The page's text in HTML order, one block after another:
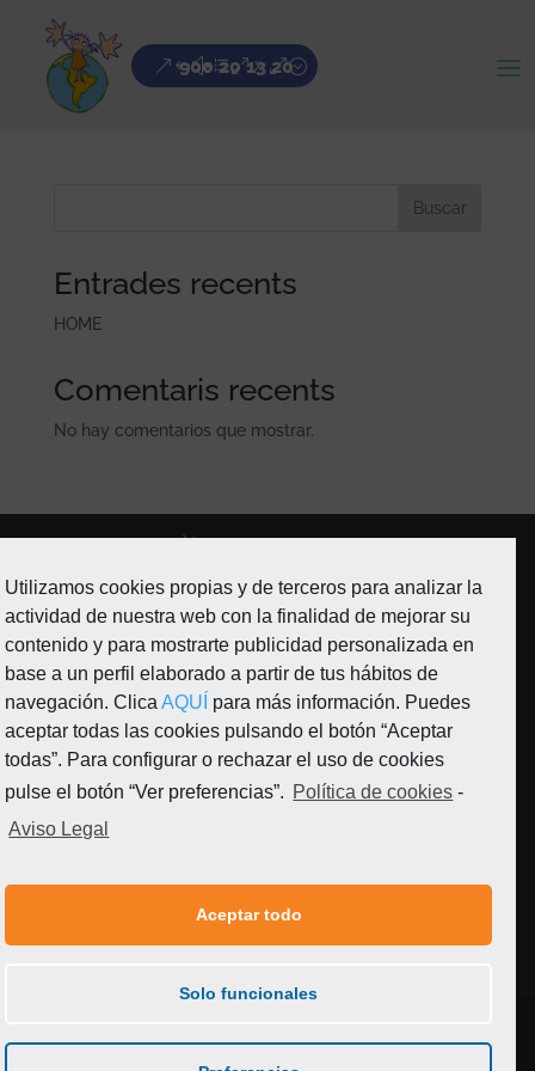
900 20 13 20
HOME
por global
Buscar
Entrades recents
HOME
Comentaris recents
No hay comentarios que mostrar.
Teléfono de atención gratuíto 900 20 13 20
MADRID · C. Infante, 4, bajos – 28014
BARCELONA · Aribau 175, Bajos – CP:08036
www.globalhumanitaria.org
© GLOBAL HUMANITARIA 2021 Inscrita con el número 585703 en el
Sección 1. · Inscrita asimismo en el Registro de Organizaciones no
Internacional para el Desarrollo(AECID) con el n° 548. · También figura en
Utilizamos cookies propias y de terceros para analizar la
actividad de nuestra web con la finalidad de mejorar su
contenido y para mostrarte publicidad personalizada en
base a un perfil elaborado a partir de tus hábitos de
navegación. ClicaAQUÍ para más información. Puedes
aceptar todas las cookies pulsando el botón “Aceptar
todas”. Para configurar o rechazar el uso de cookies
pulse el botón “Ver preferencias”. Política de cookies -
Aviso Legal
Aceptar todo
Solo funcionales